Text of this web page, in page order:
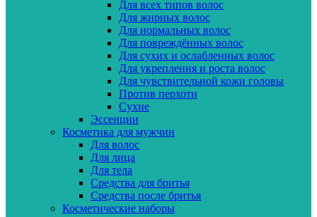
Для всех типов волос
Для жирных волос
Для нормальных волос
Для повреждённых волос
Для сухих и ослабленных волос
Для укрепления и роста волос
Для чувствительной кожи головы
Против перхоти
Сухие
Эссенции
Косметика для мужчин
Для волос
Для лица
Для тела
Средства для бритья
Средства после бритья
Косметические наборы